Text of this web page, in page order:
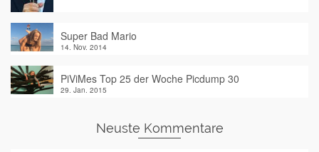
Super Bad Mario
14. Nov. 2014
PiViMes Top 25 der Woche Picdump 30
29. Jan. 2015
Neuste Kommentare